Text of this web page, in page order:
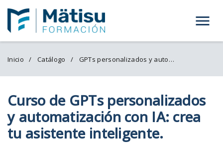
Menú
Inicio Catálogo GPTs personalizados y automatización con IA.
Curso de GPTs personalizados
y automatización con IA: crea
tu asistente inteligente.